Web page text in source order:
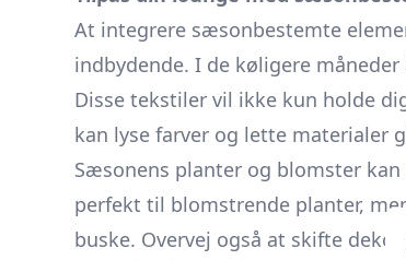
At integrere sæsonbestemte
indbydende. I de køligere
Disse tekstiler vil ikke kun holde
kan lyse farver og lette materialer
Sæsonens planter og blomster
perfekt til blomstrende planter,
buske. Overvej også at skifte